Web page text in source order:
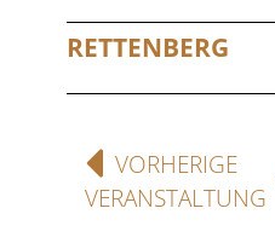
RETTENBERG
VORHERIGE
VERANSTALTUNG